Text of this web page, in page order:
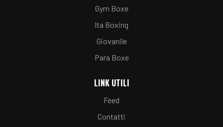
Gym Boxe
Ita Boxing
Giovanile
Para Boxe
LINK UTILI
Feed
Contatti